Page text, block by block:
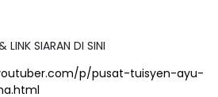
LINK SIARAN DI SINI
p/pusat-tuisyen-ayu-